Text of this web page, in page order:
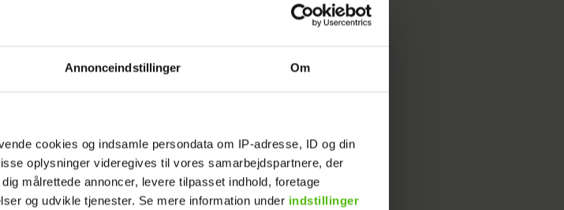
Annonceindstillinger Om
cookies og indsamle persondata om IP-adresse, ID og din
oplysninger videregives til vores samarbejdspartnere, der
målrettede annoncer, levere tilpasset indhold, foretage
og udvikle tjenester. Se mere information under indstillinger